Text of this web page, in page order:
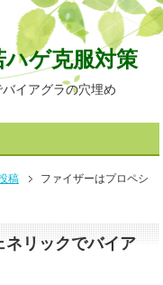
ゲ克服対策
イアグラの穴埋め
稿
ファイザーはプロペシ
ネリックでバイア